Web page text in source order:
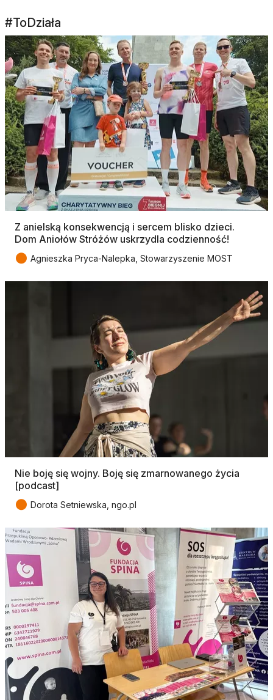
#ToDziała
Z anielską konsekwencją i sercem blisko dzieci.
Dom Aniołów Stróżów uskrzydla codzienność!
● Agnieszka Pryca-Nalepka, Stowarzyszenie MOST
Nie boję się wojny. Boję się zmarnowanego życia
[podcast]
● Dorota Setniewska, ngo.pl